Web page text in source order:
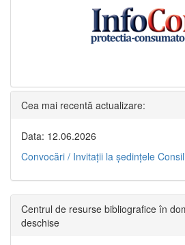
Cea mai recentă actualizare:
Data: 12.06.2026
Convocări / Invitaţii la şedinţele
Centrul de resurse bibliografice în
deschise